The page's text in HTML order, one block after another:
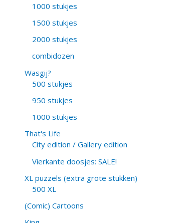
1000 stukjes
1500 stukjes
2000 stukjes
combidozen
Wasgij?
500 stukjes
950 stukjes
1000 stukjes
That's Life
City edition / Gallery edition
Vierkante doosjes: SALE!
XL puzzels (extra grote stukken)
500 XL
(Comic) Cartoons